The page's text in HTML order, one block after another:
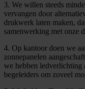
3. We willen steeds
vervangen door
drukwerk laten maken,
samenwerking met onze
4. Op kantoor doen we
zonnepanelen
we hebben ledverlichting
begeleiders om zoveel